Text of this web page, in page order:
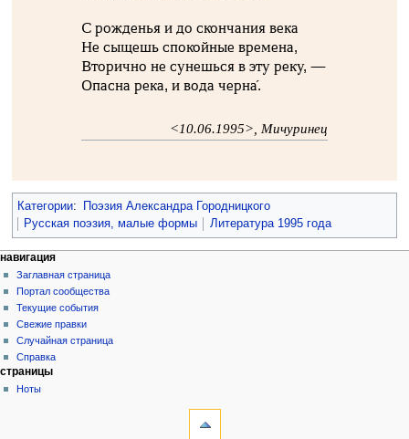
С рожденья и до скончания века
Не сыщешь спокойные времена,
Вторично не сунешься в эту реку, —
Опасна река, и вода черна́.
<10.06.1995>, Мичуринец
Категории:
Поэзия Александра Городницкого
Русская поэзия, малые формы
Литература 1995 года
навигация
Заглавная страница
Портал сообщества
Текущие события
Свежие правки
Случайная страница
Справка
страницы
Ноты